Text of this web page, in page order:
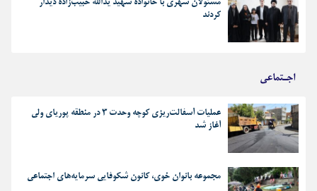
مسئولان شهری با خانواده شهید یدالله حبیب‌زاده دیدار
کردند
اجـتماعی
عملیات آسفالت‌ریزی کوچه وحدت ۳ در منطقه پوریای ولی
آغاز شد
مجموعه بانوان خوی، کانون شکوفایی سرمایه‌های اجتماعی